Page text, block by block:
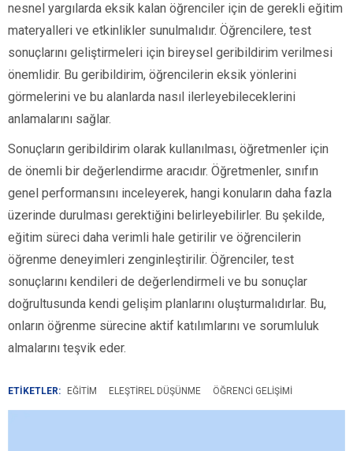
nesnel yargılarda eksik kalan öğrenciler için de gerekli eğitim
materyalleri ve etkinlikler sunulmalıdır. Öğrencilere, test
sonuçlarını geliştirmeleri için bireysel geribildirim verilmesi
önemlidir. Bu geribildirim, öğrencilerin eksik yönlerini
görmelerini ve bu alanlarda nasıl ilerleyebileceklerini
anlamalarını sağlar.
Sonuçların geribildirim olarak kullanılması, öğretmenler için
de önemli bir değerlendirme aracıdır. Öğretmenler, sınıfın
genel performansını inceleyerek, hangi konuların daha fazla
üzerinde durulması gerektiğini belirleyebilirler. Bu şekilde,
eğitim süreci daha verimli hale getirilir ve öğrencilerin
öğrenme deneyimleri zenginleştirilir. Öğrenciler, test
sonuçlarını kendileri de değerlendirmeli ve bu sonuçlar
doğrultusunda kendi gelişim planlarını oluşturmalıdırlar. Bu,
onların öğrenme sürecine aktif katılımlarını ve sorumluluk
almalarını teşvik eder.
ETİKETLER: EĞITIM ELEŞTIREL DÜŞÜNME ÖĞRENCI GELIŞIMI